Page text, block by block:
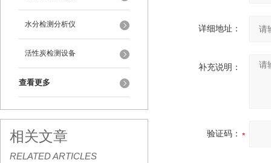
水分检测分析仪
活性炭检测设备
查看更多
相关文章
RELATED ARTICLES
详细地址：
补充说明：
验证码：